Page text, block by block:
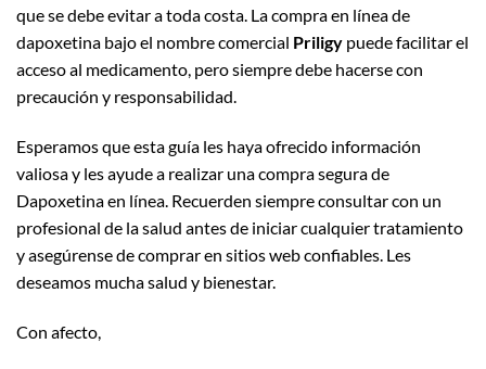
que se debe evitar a toda costa. La compra en línea de
dapoxetina bajo el nombre comercial Priligy puede facilitar el
acceso al medicamento, pero siempre debe hacerse con
precaución y responsabilidad.
Esperamos que esta guía les haya ofrecido información
valiosa y les ayude a realizar una compra segura de
Dapoxetina en línea. Recuerden siempre consultar con un
profesional de la salud antes de iniciar cualquier tratamiento
y asegúrense de comprar en sitios web confiables. Les
deseamos mucha salud y bienestar.
Con afecto,